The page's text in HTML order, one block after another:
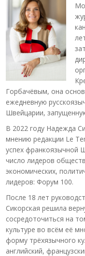
Горбачёвым, она
ежедневную
Швейцарии,
В 2022 году Надежда
мнению редакции Le
успех франкоязычной
число лидеров
экономических,
лидеров: Форум 100.
После 18 лет
Сикорская решила
сосредоточиться на
культуре во всём её
форму трёхязычного
английский,